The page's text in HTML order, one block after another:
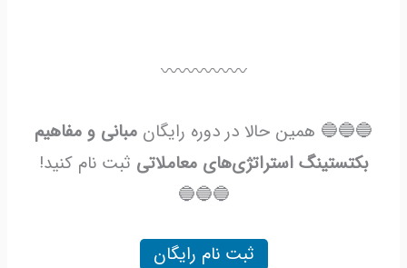
〰️〰️〰️〰️〰️
🔵🔵🔵 همین حالا در دوره رایگان مبانی و مفاهیم
بکتستینگ استراتژی‌های معاملاتی ثبت نام کنید!
🔵🔵🔵
ثبت نام رایگان